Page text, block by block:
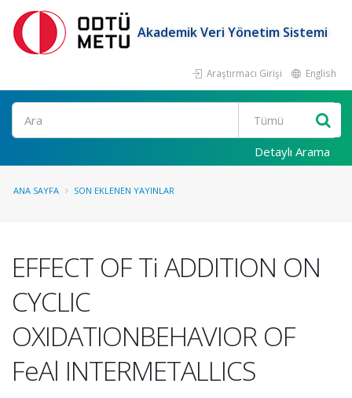
Akademik Veri Yönetim Sistemi
Araştırmacı Girişi English
Ara
Detaylı Arama
ANA SAYFA SON EKLENEN YAYINLAR
EFFECT OF Ti ADDITION ON
CYCLIC
OXIDATIONBEHAVIOR OF
FeAl INTERMETALLICS